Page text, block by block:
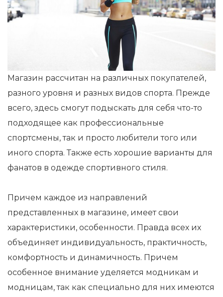
Магазин рассчитан на различных покупателей,
разного уровня и разных видов спорта. Прежде
всего, здесь смогут подыскать для себя что-то
подходящее как профессиональные
спортсмены, так и просто любители того или
иного спорта. Также есть хорошие варианты для
фанатов в одежде спортивного стиля.
Причем каждое из направлений
представленных в магазине, имеет свои
характеристики, особенности. Правда всех их
объединяет индивидуальность, практичность,
комфортность и динамичность. Причем
особенное внимание уделяется модникам и
модницам, так как специально для них имеются